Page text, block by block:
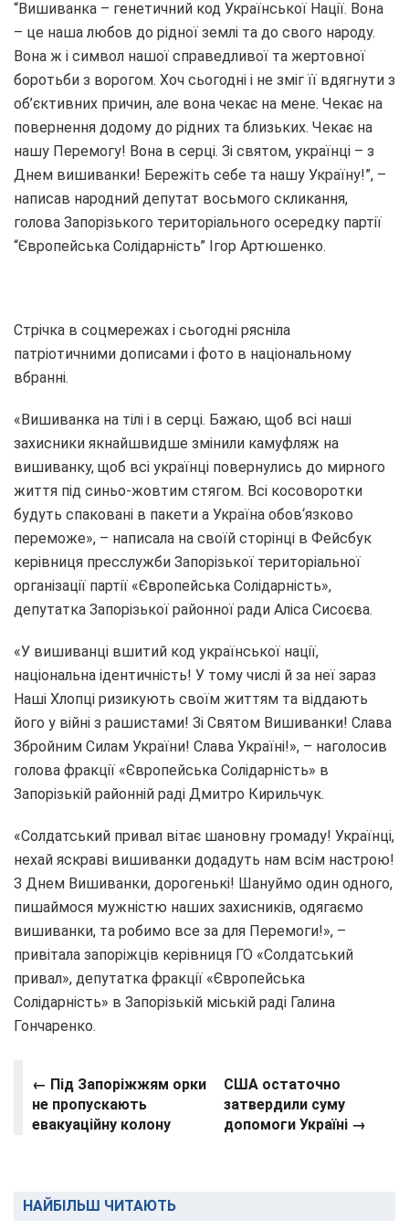
“Вишиванка – генетичний код Української Нації. Вона
– це наша любов до рідної землі та до свого народу.
Вона ж і символ нашої справедливої та жертовної
боротьби з ворогом. Хоч сьогодні і не зміг її вдягнути з
об’єктивних причин, але вона чекає на мене. Чекає на
повернення додому до рідних та близьких. Чекає на
нашу Перемогу! Вона в серці. Зі святом, українці – з
Днем вишиванки! Бережіть себе та нашу Україну!”, –
написав народний депутат восьмого скликання,
голова Запорізького територіального осередку партії
“Європейська Солідарність” Ігор Артюшенко.
Стрічка в соцмережах і сьогодні рясніла
патріотичними дописами і фото в національному
вбранні.
«Вишиванка на тілі і в серці. Бажаю, щоб всі наші
захисники якнайшвидше змінили камуфляж на
вишиванку, щоб всі українці повернулись до мирного
життя під синьо-жовтим стягом. Всі косоворотки
будуть спаковані в пакети а Україна обов‘язково
переможе», – написала на своїй сторінці в Фейсбук
керівниця пресслужби Запорізької територіальної
організації партії «Європейська Солідарність»,
депутатка Запорізької районної ради Аліса Сисоєва.
«У вишиванці вшитий код української нації,
національна ідентичність! У тому числі й за неї зараз
Наші Хлопці ризикують своїм життям та віддають
його у війні з рашистами! Зі Святом Вишиванки! Слава
Збройним Силам України! Слава Україні!», – наголосив
голова фракції «Європейська Солідарність» в
Запорізькій районній раді Дмитро Кирильчук.
«Солдатський привал вітає шановну громаду! Українці,
нехай яскраві вишиванки додадуть нам всім настрою!
З Днем Вишиванки, дорогенькі! Шануймо один одного,
пишаймося мужністю наших захисників, одягаємо
вишиванки, та робимо все за для Перемоги!», –
привітала запоріжців керівниця ГО «Солдатський
привал», депутатка фракції «Європейська
Солідарність» в Запорізькій міській раді Галина
Гончаренко.
← Під Запоріжжям орки
не пропускають
евакуаційну колону
США остаточно
затвердили суму
допомоги Україні →
НАЙБІЛЬШ ЧИТАЮТЬ